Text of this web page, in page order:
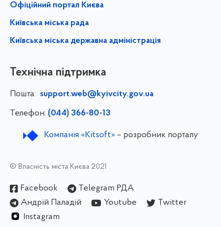
Офіційний портал Києва
Київська міська рада
Київська міська державна адміністрація
Технічна підтримка
Пошта: support.web@kyivcity.gov.ua
Телефон: (044) 366-80-13
Компанія «Kitsoft»– розробник порталу
© Власність міста Києва 2021
Facebook
Telegram РДА
Андрій Паладій
Youtube
Twitter
Instagram